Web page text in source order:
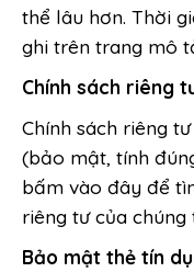
thể lâu hơn. Thời
ghi trên trang mô
Chính sách riêng
Chính sách riêng
(bảo mật, tính
bấm vào đây để
riêng tư của chúng
Bảo mật thẻ tín